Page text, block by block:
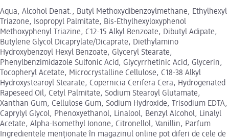
Aqua, Alcohol Denat., Butyl Methoxydibenzoylmethane, Ethylhexyl
Triazone, Isopropyl Palmitate, Bis-Ethylhexyloxyphenol
Methoxyphenyl Triazine, C12-15 Alkyl Benzoate, Dibutyl Adipate,
Butylene Glycol Dicaprylate/Dicaprate, Diethylamino
Hydroxybenzoyl Hexyl Benzoate, Glyceryl Stearate,
Phenylbenzimidazole Sulfonic Acid, Glycyrrhetinic Acid, Glycerin,
Tocopheryl Acetate, Microcrystalline Cellulose, C18-38 Alkyl
Hydroxystearoyl Stearate, Copernicia Cerifera Cera, Hydrogenated
Rapeseed Oil, Cetyl Palmitate, Sodium Stearoyl Glutamate,
Xanthan Gum, Cellulose Gum, Sodium Hydroxide, Trisodium EDTA,
Caprylyl Glycol, Phenoxyethanol, Linalool, Benzyl Alcohol, Linalyl
Acetate, Alpha-Isomethyl Ionone, Citronellol, Vanillin, Parfum
Ingredientele menționate în magazinul online pot diferi de cele de